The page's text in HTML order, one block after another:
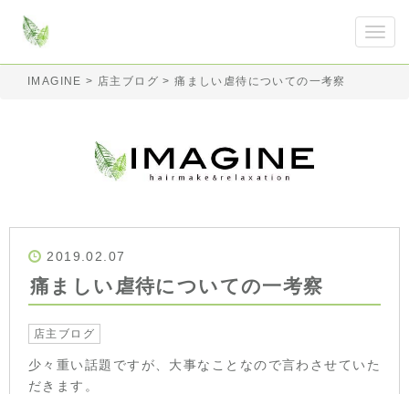
IMAGINE > 店主ブログ >痛ましい虐待についての一考察
2019.02.07
痛ましい虐待についての一考察
店主ブログ
少々重い話題ですが、大事なことなので言わさせていた
だきます。